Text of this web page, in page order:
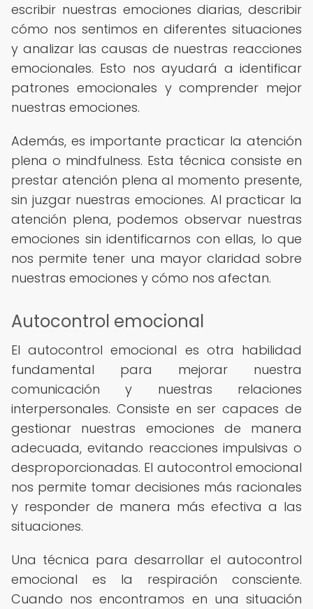
escribir nuestras emociones diarias, describir
cómo nos sentimos en diferentes situaciones
y analizar las causas de nuestras reacciones
emocionales. Esto nos ayudará a identificar
patrones emocionales y comprender mejor
nuestras emociones.
Además, es importante practicar la atención
plena o mindfulness. Esta técnica consiste en
prestar atención plena al momento presente,
sin juzgar nuestras emociones. Al practicar la
atención plena, podemos observar nuestras
emociones sin identificarnos con ellas, lo que
nos permite tener una mayor claridad sobre
nuestras emociones y cómo nos afectan.
Autocontrol emocional
El autocontrol emocional es otra habilidad
fundamental para mejorar nuestra
comunicación y nuestras relaciones
interpersonales. Consiste en ser capaces de
gestionar nuestras emociones de manera
adecuada, evitando reacciones impulsivas o
desproporcionadas. El autocontrol emocional
nos permite tomar decisiones más racionales
y responder de manera más efectiva a las
situaciones.
Una técnica para desarrollar el autocontrol
emocional es la respiración consciente.
Cuando nos encontramos en una situación